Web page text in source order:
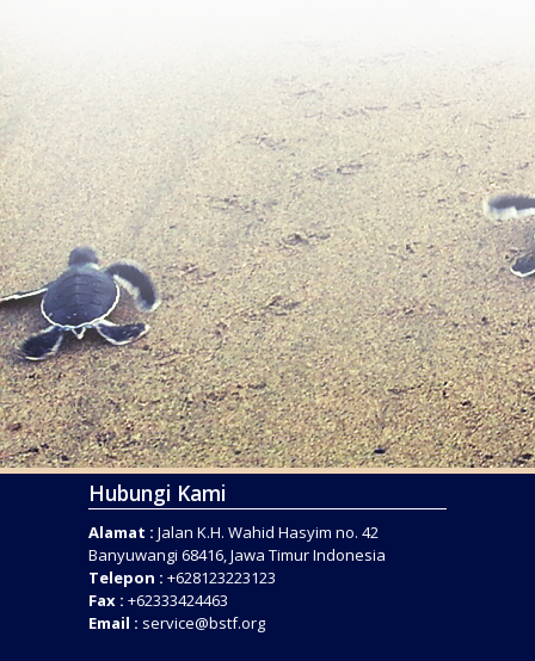
Hubungi Kami
Alamat : Jalan K.H. Wahid Hasyim no. 42
Banyuwangi 68416, Jawa Timur Indonesia
Telepon : +628123223123
Fax : +62333424463
Email : service@bstf.org